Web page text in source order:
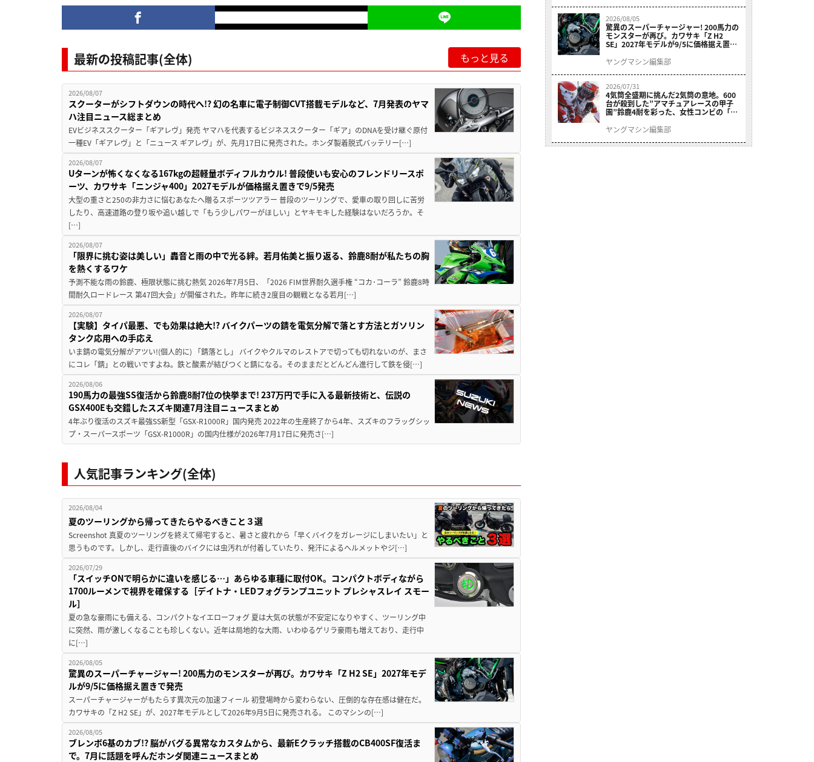
最新の投稿記事(全体) もっと見る
2026/08/07
スクーターがシフトダウンの時代へ!? 幻の名車に電子制御CVT搭載モデルなど、7月発表のヤマ
ハ注目ニュース総まとめ
EVビジネススクーター「ギアレヴ」発売 ヤマハを代表するビジネススクーター「ギア」のDNAを受け継ぐ原付
一種EV「ギアレヴ」と「ニュース ギアレヴ」が、先月17日に発売された。ホンダ製着脱式バッテリー[…]
2026/08/07
Uターンが怖くなくなる167kgの超軽量ボディフルカウル! 普段使いも安心のフレンドリースポ
ーツ、カワサキ「ニンジャ400」2027モデルが価格据え置きで9/5発売
大型の重さと250の非力さに悩むあなたへ贈るスポーツツアラー 普段のツーリングで、愛車の取り回しに苦労
したり、高速道路の登り坂や追い越しで「もう少しパワーがほしい」とヤキモキした経験はないだろうか。そ
[…]
2026/08/07
「限界に挑む姿は美しい」轟音と雨の中で光る絆。若月佑美と振り返る、鈴鹿8耐が私たちの胸
を熱くするワケ
予測不能な雨の鈴鹿、極限状態に挑む熱気 2026年7月5日、「2026 FIM世界耐久選手権 “コカ･コーラ” 鈴鹿8時
間耐久ロードレース 第47回大会」が開催された。昨年に続き2度目の観戦となる若月[…]
2026/08/07
【実験】タイパ最悪、でも効果は絶大!? バイクパーツの錆を電気分解で落とす方法とガソリン
タンク応用への手応え
いま錆の電気分解がアツい!(個人的に) 「錆落とし」 バイクやクルマのレストアで切っても切れないのが、まさ
にコレ「錆」との戦いですよね。鉄と酸素が結びつくと錆になる。そのままだとどんどん進行して鉄を侵[…]
2026/08/06
190馬力の最強SS復活から鈴鹿8耐7位の快挙まで! 237万円で手に入る最新技術と、伝説の
GSX400Eも交錯したスズキ関連7月注目ニュースまとめ
4年ぶり復活のスズキ最強SS新型「GSX-R1000R」国内発売 2022年の生産終了から4年、スズキのフラッグシッ
プ・スーパースポーツ「GSX-R1000R」の国内仕様が2026年7月17日に発売さ[…]
人気記事ランキング(全体)
2026/08/04
夏のツーリングから帰ってきたらやるべきこと３選
Screenshot 真夏のツーリングを終えて帰宅すると、暑さと疲れから「早くバイクをガレージにしまいたい」と
思うものです。しかし、走行直後のバイクには虫汚れが付着していたり、発汗によるヘルメットやジ[…]
2026/07/29
「スイッチONで明らかに違いを感じる…」あらゆる車種に取付OK。コンパクトボディながら
1700ルーメンで視界を確保する［デイトナ・LEDフォグランプユニット プレシャスレイ スモー
ル］
夏の急な豪雨にも備える、コンパクトなイエローフォグ 夏は大気の状態が不安定になりやすく、ツーリング中
に突然、雨が激しくなることも珍しくない。近年は局地的な大雨、いわゆるゲリラ豪雨も増えており、走行中
に[…]
2026/08/05
驚異のスーパーチャージャー! 200馬力のモンスターが再び。カワサキ「Z H2 SE」2027年モデ
ルが9/5に価格据え置きで発売
スーパーチャージャーがもたらす異次元の加速フィール 初登場時から変わらない、圧倒的な存在感は健在だ。
カワサキの「Z H2 SE」が、2027年モデルとして2026年9月5日に発売される。 このマシンの[…]
2026/08/05
ブレンボ6基のカブ!? 脳がバグる異常なカスタムから、最新Eクラッチ搭載のCB400SF復活ま
で。7月に話題を呼んだホンダ関連ニュースまとめ
2026/08/05
驚異のスーパーチャージャー! 200馬力の
モンスターが再び。カワサキ「Z H2
SE」2027年モデルが9/5に価格据え置き
ヤングマシン編集部
2026/07/31
4気筒全盛期に挑んだ2気筒の意地。600
台が殺到した”アマチュアレースの甲子
園”鈴鹿4耐を彩った、女性コンビの「ス
ヤングマシン編集部